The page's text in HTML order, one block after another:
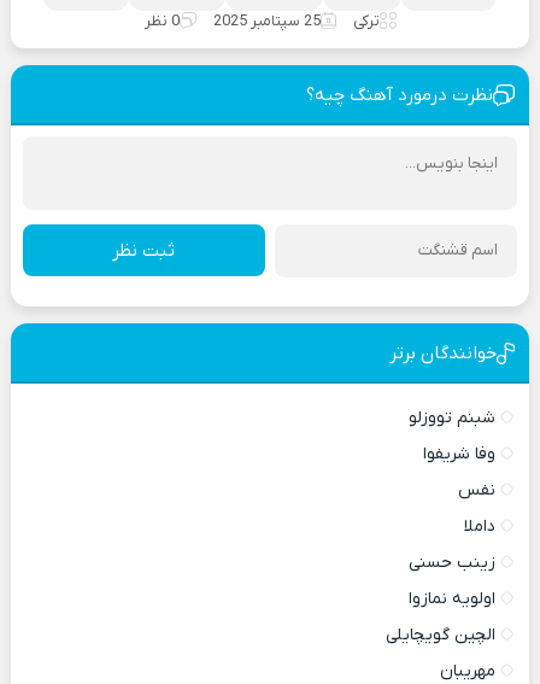
ترکی
25 سپتامبر 2025 0 نظر
نظرت درمورد آهنگ چیه؟
ثبت نظر
خوانندگان برتر
شبنم تووزلو
وفا شریفوا
نفس
داملا
زینب حسنی
اولویه نمازوا
الچین گویچایلی
مهریبان